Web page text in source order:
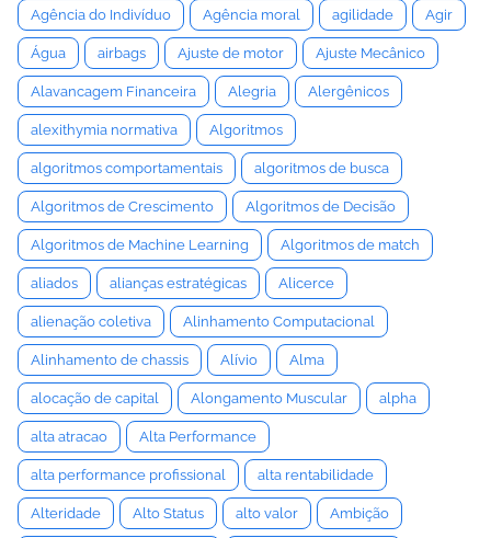
Agência do Indivíduo Agência moral agilidade Agir
Água airbags Ajuste de motor Ajuste Mecânico
Alavancagem Financeira Alegria Alergênicos
alexithymia normativa Algoritmos
algoritmos comportamentais algoritmos de busca
Algoritmos de Crescimento Algoritmos de Decisão
Algoritmos de Machine Learning Algoritmos de match
aliados alianças estratégicas Alicerce
alienação coletiva Alinhamento Computacional
Alinhamento de chassis Alívio Alma
alocação de capital Alongamento Muscular alpha
alta atracao Alta Performance
alta performance profissional alta rentabilidade
Alteridade Alto Status alto valor Ambição